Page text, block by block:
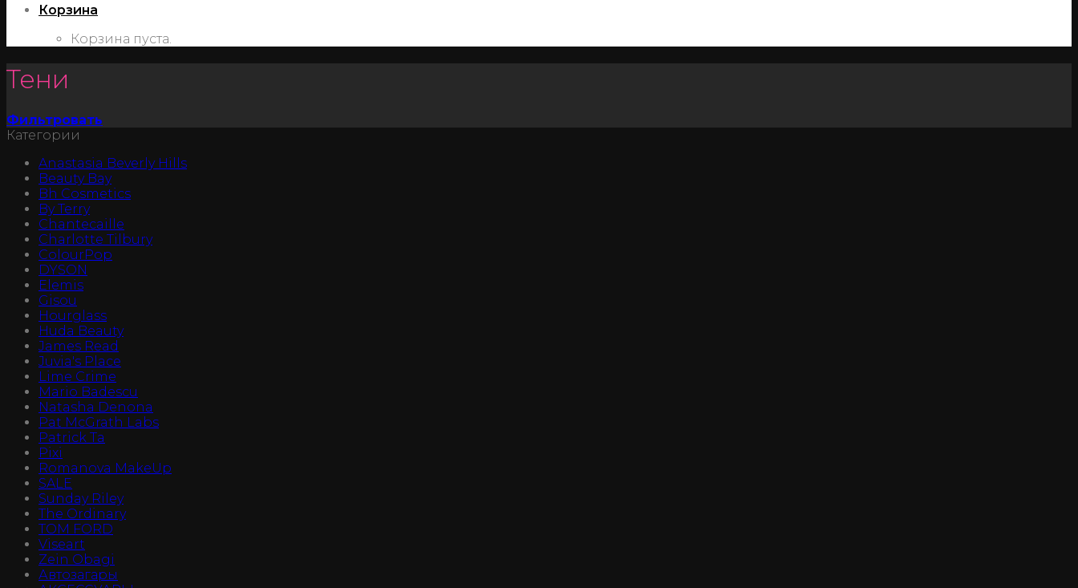
Корзина
Корзина пуста.
Тени
Фильтровать
Категории
Anastasia Beverly Hills
Beauty Bay
Bh Cosmetics
By Terry
Chantecaille
Charlotte Tilbury
ColourPop
DYSON
Elemis
Gisou
Hourglass
Huda Beauty
James Read
Juvia's Place
Lime Crime
Mario Badescu
Natasha Denona
Pat McGrath Labs
Patrick Ta
Pixi
Romanova MakeUp
SALE
Sunday Riley
The Ordinary
TOM FORD
Viseart
Zein Obagi
Автозагары